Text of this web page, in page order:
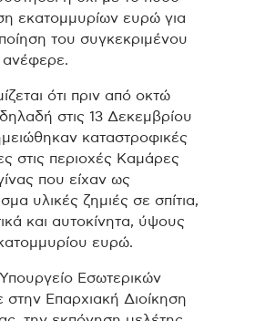
εκατομμυρίων ευρώ για
του συγκεκριμένου
ανέφερε.
ότι πριν από οκτώ
στις 13 Δεκεμβρίου
καταστροφικές
στις περιοχές Καμάρες
που είχαν ως
υλικές ζημιές σε σπίτια,
και αυτοκίνητα, ύψους
ευρώ.
Εσωτερικών
στην Επαρχιακή Διοίκηση